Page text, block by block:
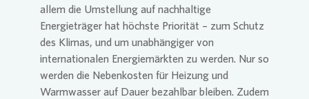
allem die Umstellung auf nachhaltige
Energieträger hat höchste Priorität – zum Schutz
des Klimas, und um unabhängiger von
internationalen Energiemärkten zu werden. Nur so
werden die Nebenkosten für Heizung und
Warmwasser auf Dauer bezahlbar bleiben. Zudem